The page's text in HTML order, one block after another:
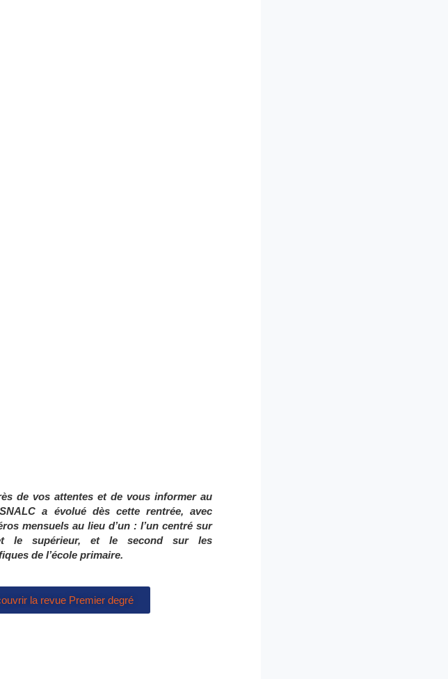
de vos attenteset de vous informer au
a évolué dès cette rentrée, avec
mensuels au lieu d’un :l’un centré sur
le supérieur, et le second sur les
de l’école primaire.
la revue Premier degré